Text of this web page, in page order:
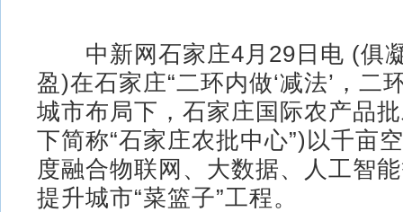
中新网石家庄4月29日电 (俱
盈)在石家庄“二环内做‘减法’，二
城市布局下，石家庄国际农产品
下简称“石家庄农批中心”)以千亩
度融合物联网、大数据、人工智
提升城市“菜篮子”工程。